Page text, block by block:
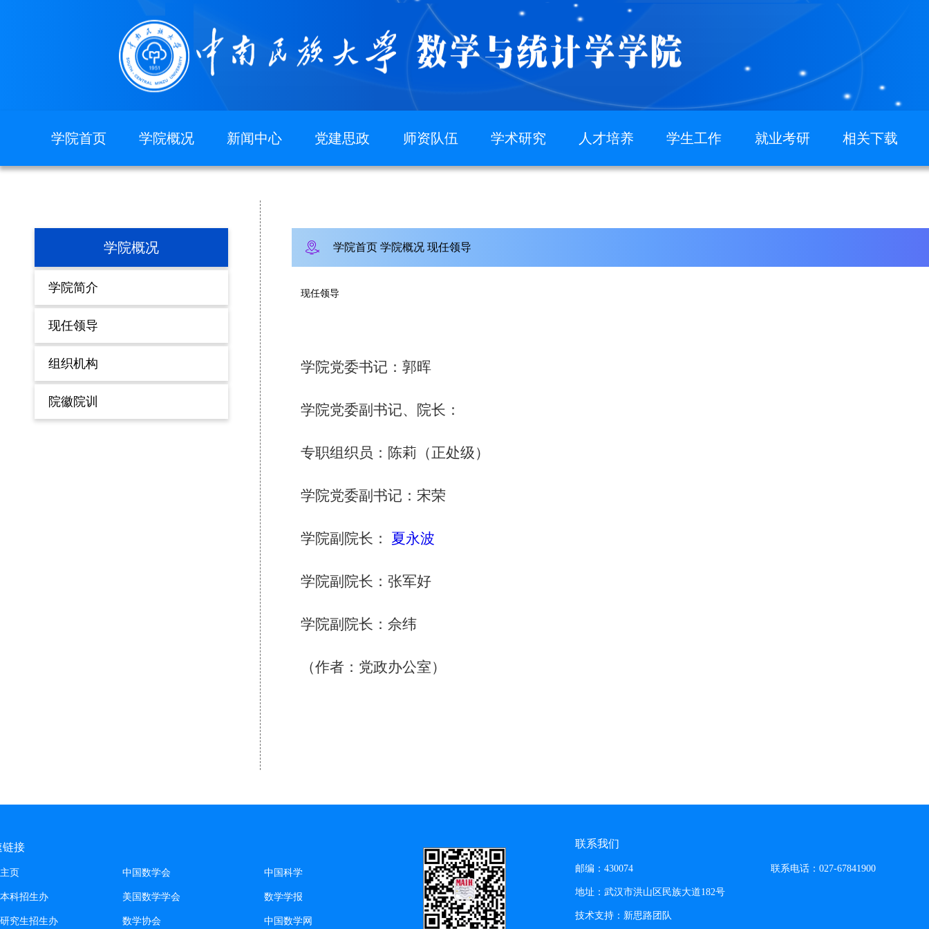
学院首页
图片新闻
学院概况
学院简介
院徽院训
新闻中心 党建思政
党建动态
党员发展
师资队伍
名师风采
学术研究
数学文化
人才培养
教学通知
研究生培养计划
学生工作
青春数苑
榜样力量
就业考研
就业专题
相关下载
学院概况
学院简介
现任领导
组织机构
院徽院训
学院首页 学院概况 现任领导
现任领导
学院党委书记：郭晖
学院党委副书记、院长：
专职组织员：陈莉（正处级）
学院党委副书记：宋荣
学院副院长： 夏永波
学院副院长：张军好
学院副院长：佘纬
（作者：党政办公室）
链接
页 中国数学会 中国科学
科招生办 美国数学学会 数学学报
究生招生办 数学协会 中国数学网
联系我们
邮编：430074
地址：武汉市洪山区民族大道182号
技术支持：新思路团队
联系电话：027-67841900